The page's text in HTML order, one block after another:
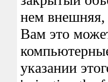
нем внешняя,
Вам это
указании